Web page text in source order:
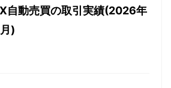
自動売買の取引実績(2026年
)